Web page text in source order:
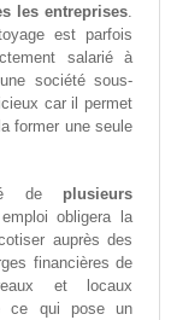
les entreprises.
est parfois
salarié à
société sous-
car il permet
former une seule
de plusieurs
obligera la
auprès des
financières de
et locaux
ce qui pose un